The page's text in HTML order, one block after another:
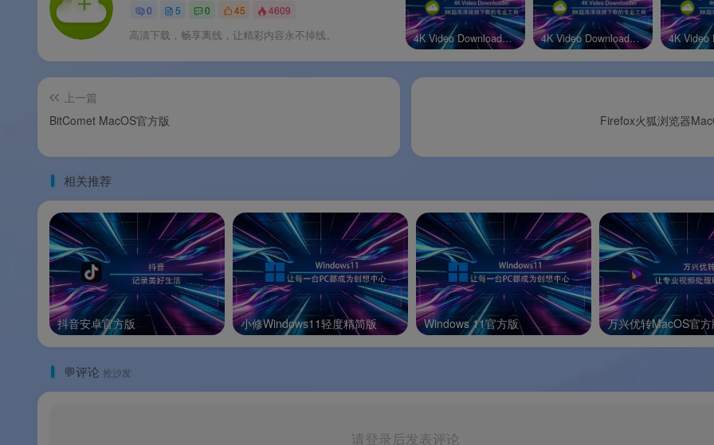
🎯
：由德国 InterPromo GMBH 开发运营，品质有保障。
💸免费版畅享核心功能：无需付费即可体验核心下载功能，满意再升级。
系统要求
🖥️系统要求
配置项 最低配置
推荐配置
操作系统
Windows 10（64位）
Windows 11（64位）
处理器
Intel / AMD 64 位处理器
多核 64 位处理器
互联网连接（用于下载）
0 5 0 45 4609
高清下载，畅享离线，让精彩内容永不掉线。 4K Video Downloader Windows高级版 4K Video Downloader Ubuntu官方版
上一篇
BitComet MacOS官方版
Firefox火狐浏览器
相关推荐
抖音安卓官方版 小修Windows11轻度精简版 Windows 11官方版 万兴优转MacOS官
💬评论 抢沙发
请登录后发表评论